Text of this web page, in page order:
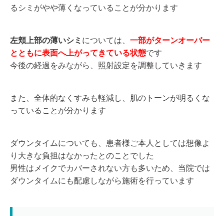
るシミがやや薄くなっていることが分かります
左頬上部の薄いシミ については、 一部がターンオーバー
とともに表面へ上がってきている状態です
今後の経過をみながら、照射設定を調整していきます
また、全体的なくすみも軽減し、肌のトーンが明るくな
っていることが分かります
ダウンタイムについても、患者様ご本人としては想像よ
り大きな負担はなかったとのことでした
男性はメイクでカバーされない方も多いため、当院では
ダウンタイムにも配慮しながら施術を行っています